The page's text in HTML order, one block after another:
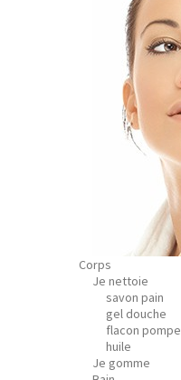
Corps
Je nettoie
savon pain
gel douche
flacon pompe
huile
Je gomme